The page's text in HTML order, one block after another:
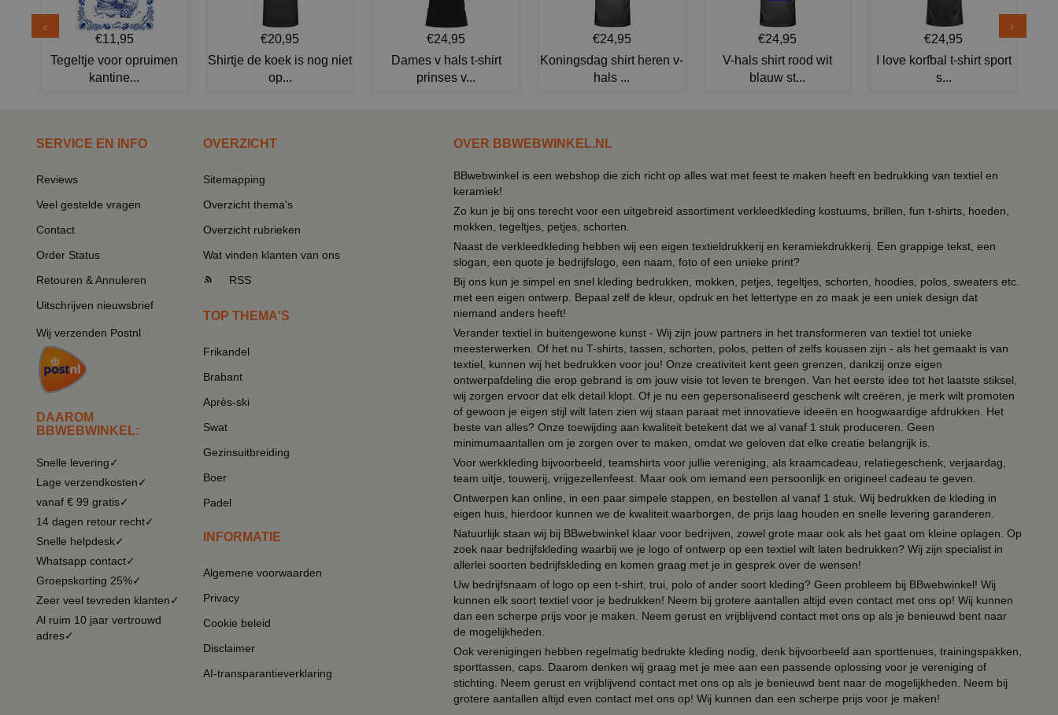
€11,95
Tegeltje voor opruimen
kantine...
€20,95
Shirtje de koek is nog niet
op...
€24,95
Dames v hals t-shirt
prinses v...
€24,95
Koningsdag shirt heren v-
hals ...
€24,95
V-hals shirt rood wit
blauw st...
€24,95
I love korfbal t-shirt sport
s...
SERVICE EN INFO
Reviews
Veel gestelde vragen
Contact
Order Status
Retouren & Annuleren
Uitschrijven nieuwsbrief
Wij verzenden Postnl
DAAROM
BBWEBWINKEL:
Snelle levering✓
Lage verzendkosten✓
vanaf € 99 gratis✓
14 dagen retour recht✓
Snelle helpdesk✓
Whatsapp contact✓
Groepskorting 25%✓
Zeer veel tevreden klanten✓
Al ruim 10 jaar vertrouwd
adres✓
OVERZICHT
Sitemapping
Overzicht thema's
Overzicht rubrieken
Wat vinden klanten van ons
RSS
TOP THEMA'S
Frikandel
Brabant
Après-ski
Swat
Gezinsuitbreiding
Boer
Padel
INFORMATIE
Algemene voorwaarden
Privacy
Cookie beleid
Disclaimer
AI-transparantieverklaring
OVER BBWEBWINKEL.NL
BBwebwinkel is een webshop die zich richt op alles wat met feest te maken heeft en bedrukking van textiel en
keramiek!
Zo kun je bij ons terecht voor een uitgebreid assortiment verkleedkleding kostuums, brillen, fun t-shirts, hoeden,
mokken, tegeltjes, petjes, schorten.
Naast de verkleedkleding hebben wij een eigen textieldrukkerij en keramiekdrukkerij. Een grappige tekst, een
slogan, een quote je bedrijfslogo, een naam, foto of een unieke print?
Bij ons kun je simpel en snel kleding bedrukken, mokken, petjes, tegeltjes, schorten, hoodies, polos, sweaters etc.
met een eigen ontwerp. Bepaal zelf de kleur, opdruk en het lettertype en zo maak je een uniek design dat
niemand anders heeft!
Verander textiel in buitengewone kunst - Wij zijn jouw partners in het transformeren van textiel tot unieke
meesterwerken. Of het nu T-shirts, tassen, schorten, polos, petten of zelfs koussen zijn - als het gemaakt is van
textiel, kunnen wij het bedrukken voor jou! Onze creativiteit kent geen grenzen, dankzij onze eigen
ontwerpafdeling die erop gebrand is om jouw visie tot leven te brengen. Van het eerste idee tot het laatste stiksel,
wij zorgen ervoor dat elk detail klopt. Of je nu een gepersonaliseerd geschenk wilt creëren, je merk wilt promoten
of gewoon je eigen stijl wilt laten zien wij staan paraat met innovatieve ideeën en hoogwaardige afdrukken. Het
beste van alles? Onze toewijding aan kwaliteit betekent dat we al vanaf 1 stuk produceren. Geen
minimumaantallen om je zorgen over te maken, omdat we geloven dat elke creatie belangrijk is.
Voor werkkleding bijvoorbeeld, teamshirts voor jullie vereniging, als kraamcadeau, relatiegeschenk, verjaardag,
team uitje, touwerij, vrijgezellenfeest. Maar ook om iemand een persoonlijk en origineel cadeau te geven.
Ontwerpen kan online, in een paar simpele stappen, en bestellen al vanaf 1 stuk. Wij bedrukken de kleding in
eigen huis, hierdoor kunnen we de kwaliteit waarborgen, de prijs laag houden en snelle levering garanderen.
Natuurlijk staan wij bij BBwebwinkel klaar voor bedrijven, zowel grote maar ook als het gaat om kleine oplagen. Op
zoek naar bedrijfskleding waarbij we je logo of ontwerp op een textiel wilt laten bedrukken? Wij zijn specialist in
allerlei soorten bedrijfskleding en komen graag met je in gesprek over de wensen!
Uw bedrijfsnaam of logo op een t-shirt, trui, polo of ander soort kleding? Geen probleem bij BBwebwinkel! Wij
kunnen elk soort textiel voor je bedrukken! Neem bij grotere aantallen altijd even contact met ons op! Wij kunnen
dan een scherpe prijs voor je maken. Neem gerust en vrijblijvend contact met ons op als je benieuwd bent naar
de mogelijkheden.
Ook verenigingen hebben regelmatig bedrukte kleding nodig, denk bijvoorbeeld aan sporttenues, trainingspakken,
sporttassen, caps. Daarom denken wij graag met je mee aan een passende oplossing voor je vereniging of
stichting. Neem gerust en vrijblijvend contact met ons op als je benieuwd bent naar de mogelijkheden. Neem bij
grotere aantallen altijd even contact met ons op! Wij kunnen dan een scherpe prijs voor je maken!